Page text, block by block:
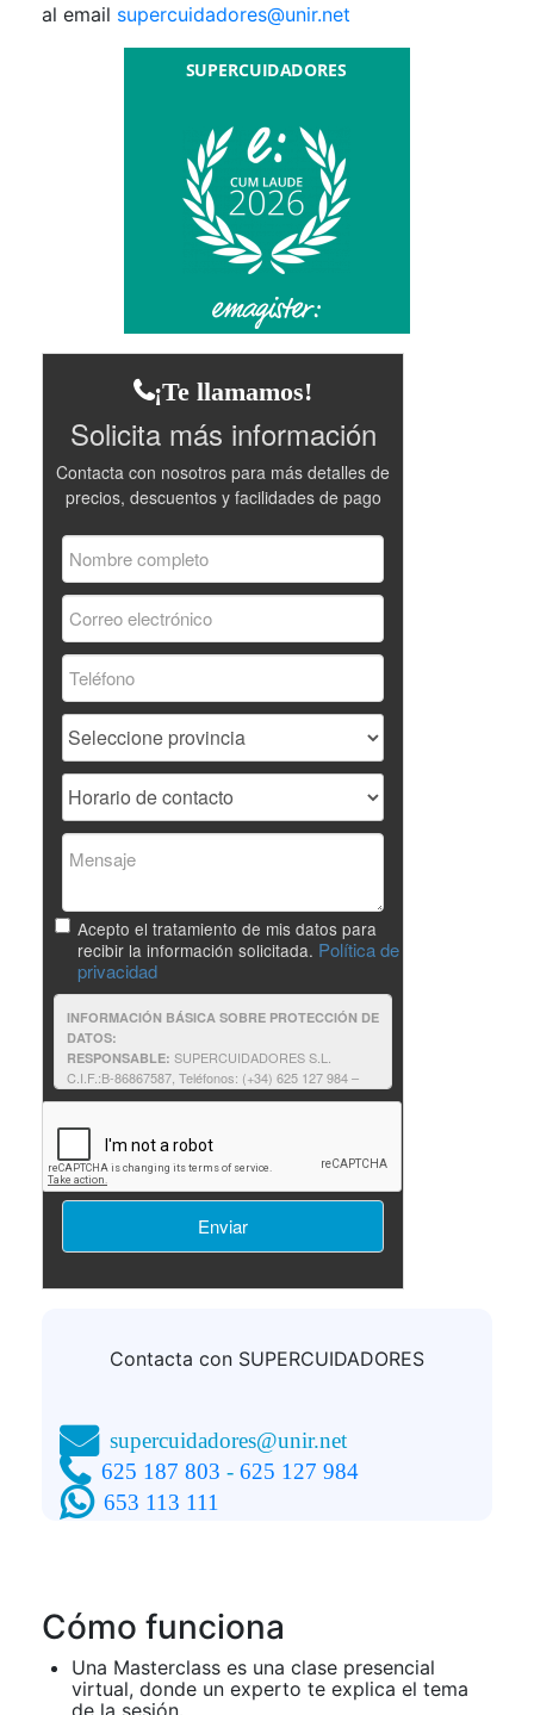
al email supercuidadores@unir.net
¡Te llamamos!
Solicita más información
Contacta con nosotros para más detalles de
precios, descuentos y facilidades de pago
Acepto el tratamiento de mis datos para
recibir la información solicitada. Política de
privacidad
INFORMACIÓN BÁSICA SOBRE PROTECCIÓN DE
DATOS:
RESPONSABLE: SUPERCUIDADORES S.L.
C.I.F.:B-86867587, Teléfonos: (+34) 625 127 984 –
su solicitud de información, así como proporcionarle
cualquier otra relacionada que pudiera resultar de su
interés relativa a formación impartida por
SUPERCUIDADORES.
No comunicamos sus datos fuera
de nuestra organización o empresas afines.
información adicional.
privacidadContacta con SUPERCUIDADORES
supercuidadores@unir.net
625 187 803 - 625 127 984
653 113 111
Cómo funciona
Una Masterclass es una clase presencial
virtual, donde un experto te explica el tema
de la sesión.